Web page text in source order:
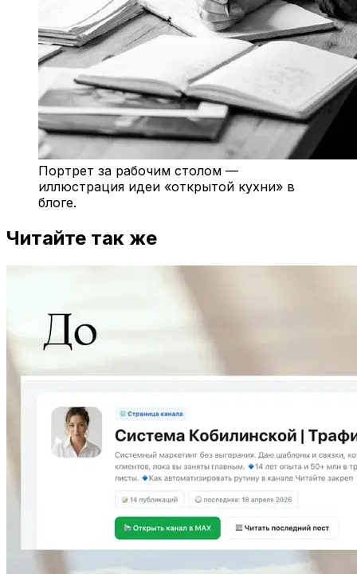
Портрет за рабочим столом —
иллюстрация идеи «открытой кухни» в
блоге.
Читайте так же